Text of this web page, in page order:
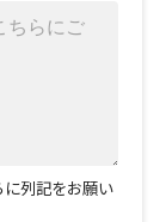
列記をお願い